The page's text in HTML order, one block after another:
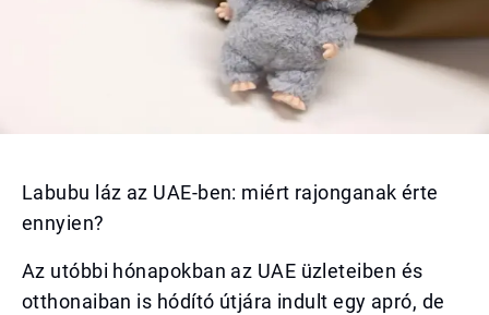
Labubu láz az UAE-ben: miért rajonganak érte
ennyien?
Az utóbbi hónapokban az UAE üzleteiben és
otthonaiban is hódító útjára indult egy apró, de